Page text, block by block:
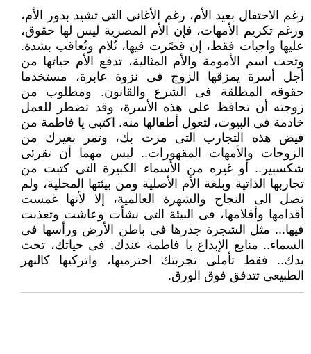
رغم الاحتفال بعيد الأم، رغم الأغانى التى تشيد بدور الأم،
ورغم تكريم الأمهات، فإن الأم المصرية ليس لها حقوق،
عليها واجبات فقط، إن قصًرت فيها، تُلام وتُعاقب بشدة.
وتحت اسم الأمومة والأم المثالية، تدفع الأم حياتها من
أجل أسرة يمزقها الزوج فى نزوة عابرة، مستخدما
حقوقه المطلقة فى الشرع والقانون. ومطلوب من
زوجته أن تحافظ على هذه الأسرة، وقد تضطر للعمل
خادمة فى البيوت، لتعول أطفالها منه. اكتبى يا فاطمة من
فيض هذه التجارب التى مرت بك، وتمر بغيرك من
الزوجات والأمهات المقهورات.. ليس مهما أن تقرئى
شكسبير.. أو غيره من الأسماء الكبيرة التى كتبت من
تجاربها الذاتية وبلغة الأم الأصلية ومن بيئتها المحلية، ولم
تصل الى النجاح والشهرة العالمية، إلا لأنها غمست
أقدامها وأقلامها، فى البيئة التى نشأت وعاشت وتعذبت
فيها... مثل الشجرة جذرها فى باطن الأرض ورأسها فى
السماء.. منابع الإبداع يا فاطمة عندك, فى حياتك، تحت
يدك.. فقط تأملى تجربتك احترميها، واتركيها كالنهر
الطبيعى تتدفق فوق الورق.